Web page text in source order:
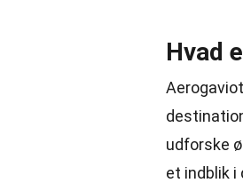
Hvad
udforske
et indblik